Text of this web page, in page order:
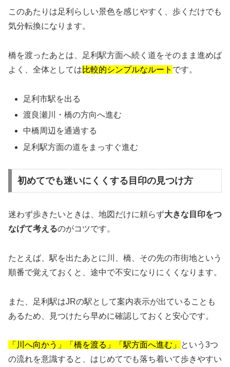
このあたりは足利らしい景色を感じやすく、歩くだけでも
気分転換になります。
橋を渡ったあとは、足利駅方面へ続く道をそのまま進めば
よく、全体としては比較的シンプルなルート です。
足利市駅を出る
渡良瀬川・橋の方向へ進む
中橋周辺を通過する
足利駅方面の道をまっすぐ進む
初めてでも迷いにくくする目印の見つけ方
迷わず歩きたいときは、地図だけに頼らず大きな目印をつ
なげて考えるのがコツです。
たとえば、駅を出たあとに川、橋、その先の市街地という
順番で覚えておくと、途中で不安になりにくくなります。
また、足利駅はJRの駅として案内表示が出ていることも
あるため、見つけたら早めに確認しておくと安心です。
「川へ向かう」「橋を渡る」「駅方面へ進む」
という3つ
の流れを意識すると、はじめてでも落ち着いて歩きやすい